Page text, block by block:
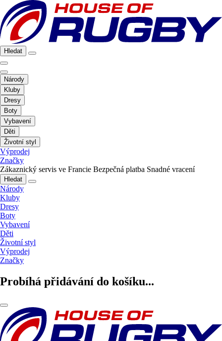
Hledat
Národy
Kluby
Dresy
Boty
Vybavení
Děti
Životní styl
Výprodej
Značky
Zákaznický servis ve Francie Bezpečná platba Snadné vracení
Hledat
Národy
Kluby
Dresy
Boty
Vybavení
Děti
Životní styl
Výprodej
Značky
Probíhá přidávání do košíku...